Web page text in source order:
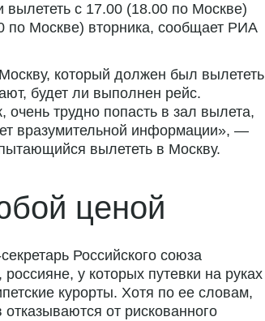
с 17.00 (18.00 по Москве)
по Москве) вторника, сообщает РИА
который должен был вылететь
будет ли выполнен рейс.
трудно попасть в зал вылета,
вразумительной информации», —
вылететь в Москву.
ценой
Российского союза
у которых путевки на руках
курорты. Хотя по ее словам,
от рискованного